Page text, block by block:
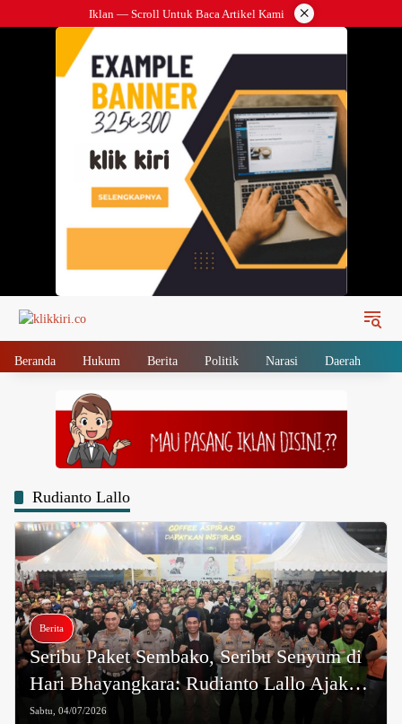
ke
Iklan — Scroll Untuk Baca Artikel Kami ×
Beranda Hukum Berita Politik Narasi Daerah
Rudianto Lallo
Berita
Seribu Paket Sembako, Seribu Senyum di
Hari Bhayangkara: Rudianto Lallo Ajak
Jaga Kepercayaan kepada Polri
Sabtu, 04/07/2026